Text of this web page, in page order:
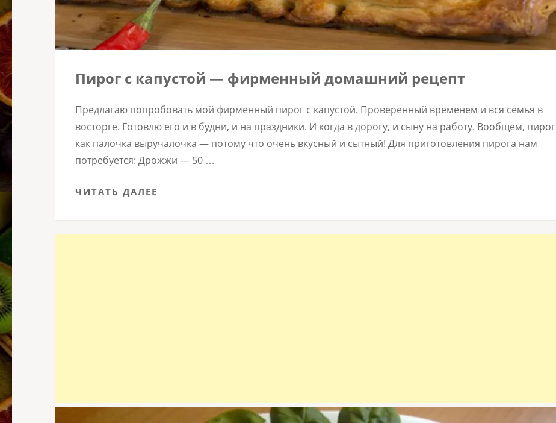
Пирог с капустой — фирменный домашний рецепт
Предлагаю попробовать мой фирменный пирог с капустой. Проверенный временем и вся семья в
восторге. Готовлю его и в будни, и на праздники. И когда в дорогу, и сыну на работу. Вообщем, пирог
как палочка выручалочка — потому что очень вкусный и сытный! Для приготовления пирога нам
потребуется: Дрожжи — 50 …
ЧИТАТЬ ДАЛЕЕ